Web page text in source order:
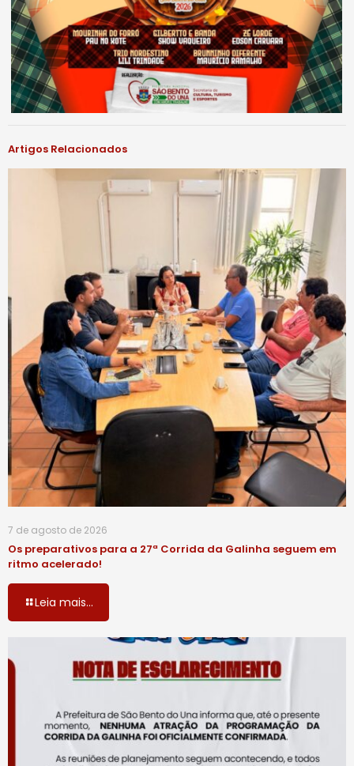
Artigos Relacionados
7 de agosto de 2026
Os preparativos para a 27ª Corrida da Galinha seguem em
ritmo acelerado!
Leia mais...